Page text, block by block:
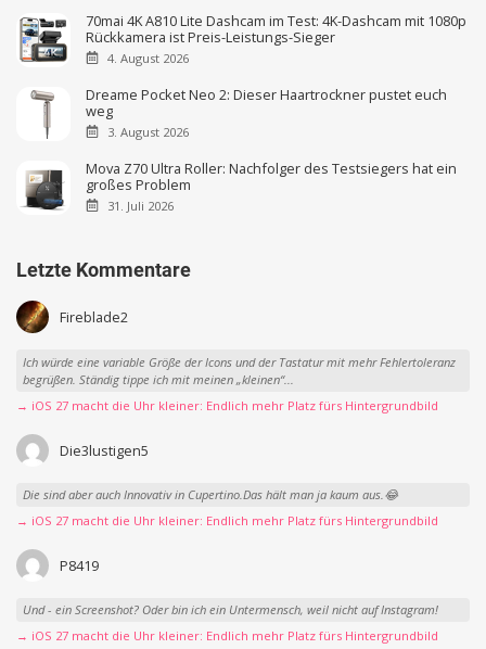
70mai 4K A810 Lite Dashcam im Test: 4K-Dashcam mit 1080p
Rückkamera ist Preis-Leistungs-Sieger
4. August 2026
Dreame Pocket Neo 2: Dieser Haartrockner pustet euch
weg
3. August 2026
Mova Z70 Ultra Roller: Nachfolger des Testsiegers hat ein
großes Problem
31. Juli 2026
Letzte Kommentare
Fireblade2
Ich würde eine variable Größe der Icons und der Tastatur mit mehr Fehlertoleranz
begrüßen. Ständig tippe ich mit meinen „kleinen“...
→ iOS 27 macht die Uhr kleiner: Endlich mehr Platz fürs Hintergrundbild
Die3lustigen5
Die sind aber auch Innovativ in Cupertino.Das hält man ja kaum aus.😂
→ iOS 27 macht die Uhr kleiner: Endlich mehr Platz fürs Hintergrundbild
P8419
Und - ein Screenshot? Oder bin ich ein Untermensch, weil nicht auf Instagram!
→ iOS 27 macht die Uhr kleiner: Endlich mehr Platz fürs Hintergrundbild